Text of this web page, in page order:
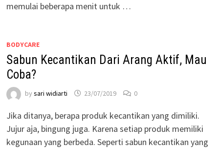
memulai beberapa menit untuk …
BODYCARE
Sabun Kecantikan Dari Arang Aktif, Mau
Coba?
by sari widiarti 23/07/2019 0
Jika ditanya, berapa produk kecantikan yang dimiliki.
Jujur aja, bingung juga. Karena setiap produk memiliki
kegunaan yang berbeda. Seperti sabun kecantikan yang